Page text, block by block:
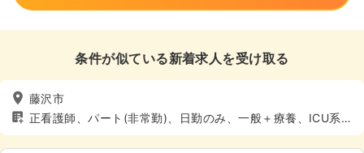
条件が似ている新着求人を受け取る
藤沢市
正看護師、パート(非常勤)、日勤のみ、一般＋療養、ICU系、
4週8休以上